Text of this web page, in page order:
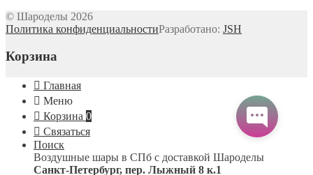
© Шароделы 2026
Политика конфиденциальностиРазработано: JSH
Корзина
Главная
Меню
Корзина 0
Связаться
Поиск
Воздушные шары в СПб с доставкой Шароделы
Санкт-Петербург, пер. Лыжный 8 к.1